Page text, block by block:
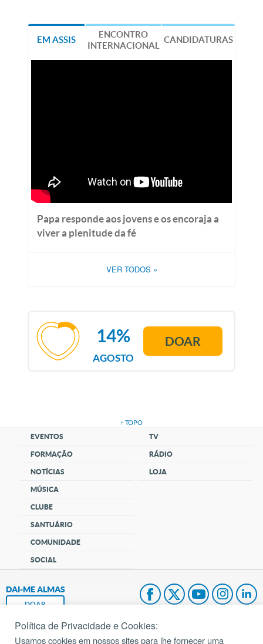
EM ASSIS
ENCONTRO
INTERNACIONAL
CANDIDATURAS
Papa responde aos jovens e os encoraja a
viver a plenitude da fé
VER TODOS »
AGOSTO
14% DOAR
↑ TOPO
EVENTOS
FORMAÇÃO
NOTÍCIAS
MÚSICA
CLUBE
SANTUÁRIO
COMUNIDADE
SOCIAL
TV
RÁDIO
LOJA
DAI-ME ALMAS
DOAR
Fundação João Paulo II
Política de Privacidade e Cookies:
Usamos cookies em nossos sites para lhe fornecer uma